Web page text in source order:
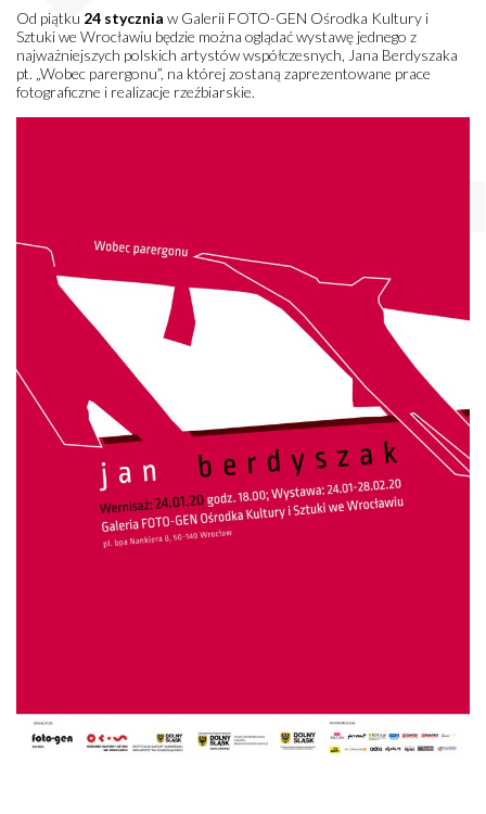
Od piątku 24 stycznia w Galerii FOTO-GEN Ośrodka Kultury i
Sztuki we Wrocławiu będzie można oglądać wystawę jednego z
najważniejszych polskich artystów współczesnych, Jana Berdyszaka
pt. „Wobec parergonu”, na której zostaną zaprezentowane prace
fotograficzne i realizacje rzeźbiarskie.